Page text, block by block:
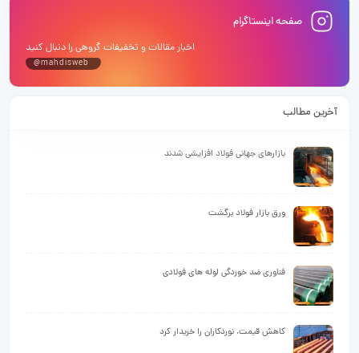
صفحه اینستاگرام
اخبار مقالات و تخفیفات گروهی را دنبال کنید
@mahdisweb
آخرین مطالب
بازارهای جهانی فولاد افزایشی شدند
ورق بازار فولاد برگشت
فناوری ضد خوردگی لوله های فولادی
کاهش قیمت، نوردکاران را خریدار کرد